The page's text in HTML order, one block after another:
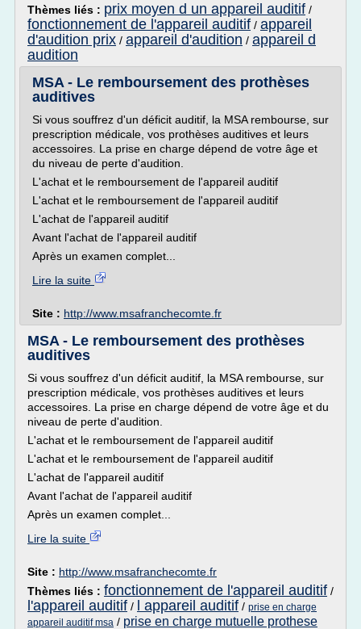
Thèmes liés : prix moyen d un appareil auditif /
fonctionnement de l'appareil auditif / appareil
d'audition prix / appareil d'audition / appareil d
audition
MSA - Le remboursement des prothèses
auditives
Si vous souffrez d'un déficit auditif, la MSA rembourse, sur
prescription médicale, vos prothèses auditives et leurs
accessoires. La prise en charge dépend de votre âge et
du niveau de perte d'audition.
L'achat et le remboursement de l'appareil auditif
L'achat et le remboursement de l'appareil auditif
L'achat de l'appareil auditif
Avant l'achat de l'appareil auditif
Après un examen complet...
Lire la suite
Site : http://www.msafranchecomte.fr
MSA - Le remboursement des prothèses
auditives
Si vous souffrez d'un déficit auditif, la MSA rembourse, sur
prescription médicale, vos prothèses auditives et leurs
accessoires. La prise en charge dépend de votre âge et du
niveau de perte d'audition.
L'achat et le remboursement de l'appareil auditif
L'achat et le remboursement de l'appareil auditif
L'achat de l'appareil auditif
Avant l'achat de l'appareil auditif
Après un examen complet...
Lire la suite
Site : http://www.msafranchecomte.fr
Thèmes liés : fonctionnement de l'appareil auditif /
l'appareil auditif / l appareil auditif / prise en charge
appareil auditif msa / prise en charge mutuelle prothese